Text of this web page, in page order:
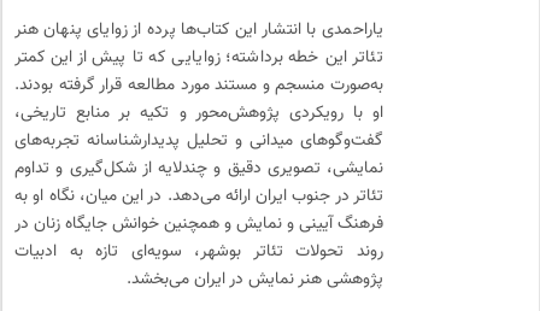
یاراحمدی با انتشار این کتاب‌ها پرده از زوایای پنهان هنر
تئاتر این خطه برداشته؛ زوایایی که تا پیش از این کمتر
به‌صورت منسجم و مستند مورد مطالعه قرار گرفته بودند.
او با رویکردی پژوهش‌محور و تکیه بر منابع تاریخی،
گفت‌وگوهای میدانی و تحلیل پدیدارشناسانه تجربه‌های
نمایشی، تصویری دقیق و چندلایه از شکل‌گیری و تداوم
تئاتر در جنوب ایران ارائه می‌دهد. در این میان، نگاه او به
فرهنگ آیینی و نمایش و همچنین خوانش جایگاه زنان در
روند تحولات تئاتر بوشهر، سویه‌ای تازه به ادبیات
پژوهشی هنر نمایش در ایران می‌بخشد.